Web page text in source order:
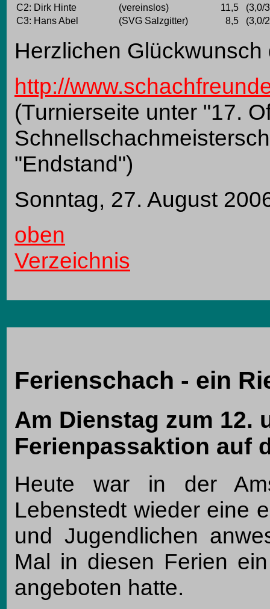
C2: Dirk Hinte (vereinslos)
11,5 (3,0/
C3: Hans Abel (SVG Salzgitter) 8,5 (3,0/
Herzlichen
http://
(Turnierseite unter "17.
"Endstand")
Sonntag, 27. August
oben
Verzeichnis
Ferienschach - ein
Am Dienstag zum 12.
Ferienpassaktion auf
Heute war in der
Lebenstedt wieder eine
und Jugendlichen
Mal in diesen Ferien
angeboten hatte.